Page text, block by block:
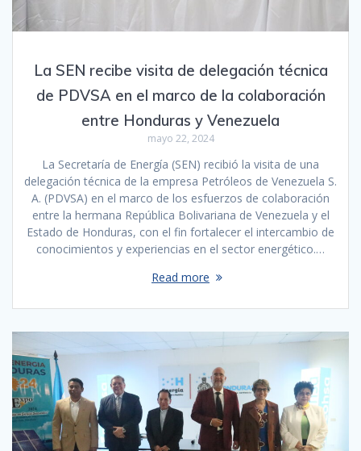
La SEN recibe visita de delegación técnica
de PDVSA en el marco de la colaboración
entre Honduras y Venezuela
mayo 22, 2024
La Secretaría de Energía (SEN) recibió la visita de una
delegación técnica de la empresa Petróleos de Venezuela S.
A. (PDVSA) en el marco de los esfuerzos de colaboración
entre la hermana República Bolivariana de Venezuela y el
Estado de Honduras, con el fin fortalecer el intercambio de
conocimientos y experiencias en el sector energético.…
Read more